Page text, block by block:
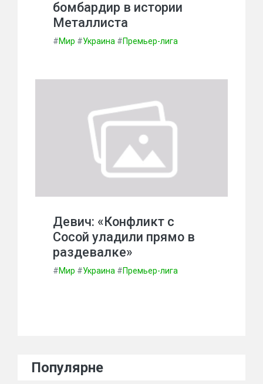
бомбардир в истории
Металлиста
#Мир #Украина #Премьер-лига
Девич: «Конфликт с
Сосой уладили прямо в
раздевалке»
#Мир #Украина #Премьер-лига
Популярне